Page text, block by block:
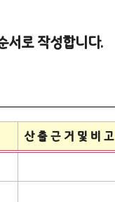
로 작성합니다.
산 출 근 거 및 비 고